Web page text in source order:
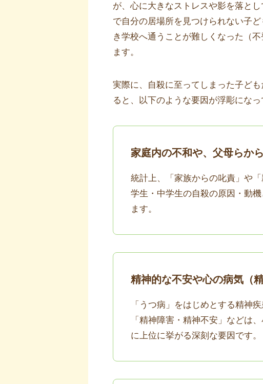
が、心に大きなストレスや影を落と
で自分の居場所を見つけられない子
き学校へ通うことが難しくなった（
ます。
実際に、自殺に至ってしまった子ど
ると、以下のような要因が浮彫になっ
家庭内の不和や、父母らか
統計上、「家族からの叱責」や
学生・中学生の自殺の原因・動
ます。
精神的な不安や心の病気（
「うつ病」をはじめとする精神
「精神障害・精神不安」などは
に上位に挙がる深刻な要因です。